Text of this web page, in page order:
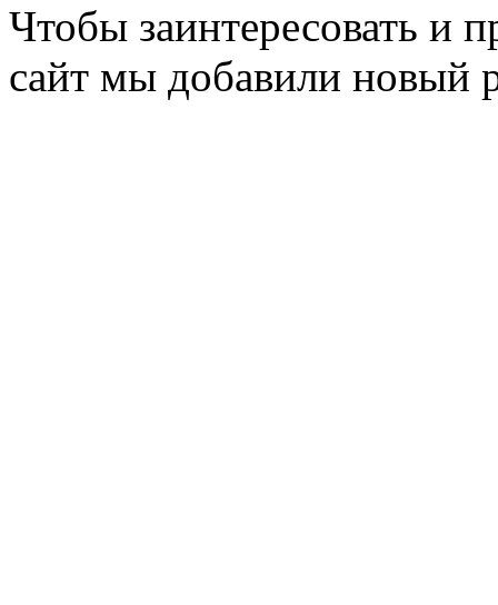
Чтобы заинтересовать и
сайт мы добавили новый